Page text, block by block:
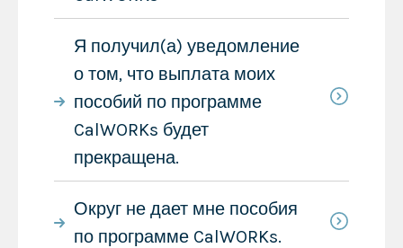
Я получил(а) уведомление
о том, что выплата моих
пособий по программе
CalWORKs будет
прекращена.
Округ не дает мне пособия
по программе CalWORKs.